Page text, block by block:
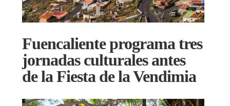
Fuencaliente programa tres
jornadas culturales antes
de la Fiesta de la Vendimia